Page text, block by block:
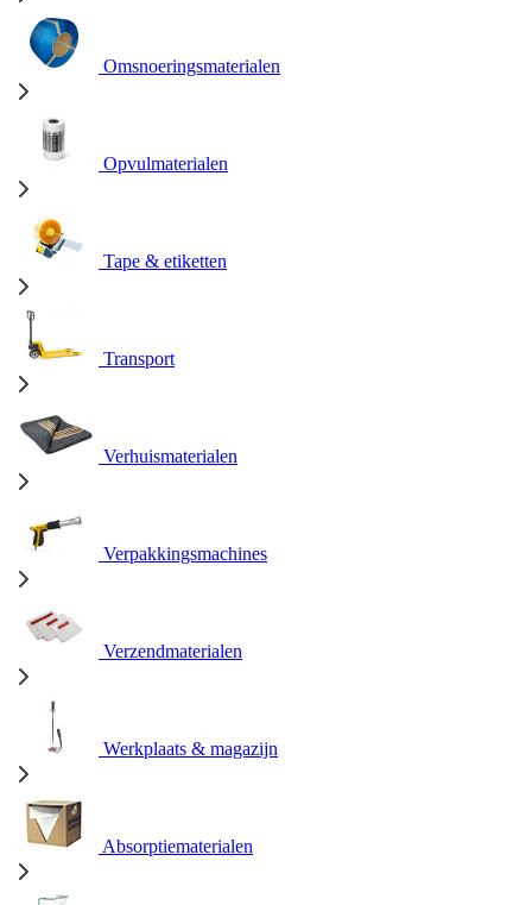
Omsnoeringsmaterialen
Opvulmaterialen
Tape & etiketten
Transport
Verhuismaterialen
Verpakkingsmachines
Verzendmaterialen
Werkplaats & magazijn
Absorptiematerialen